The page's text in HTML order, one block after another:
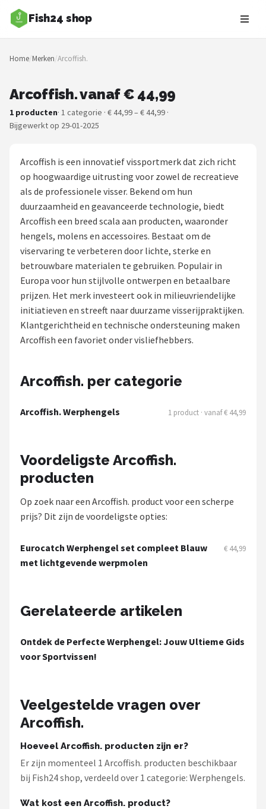
Fish24 shop
Zoeken
NAVIGATIE
Merken
Hengelsoorten
Hengels
Molens
Dobbers
Kunstaas
Shop
POPULAIRE MERKEN
Rapala
PB Products
Rozemeijer
Alle merken →
Home/Merken/Arcoffish.
Arcoffish. vanaf € 44,99
1 producten· 1 categorie · € 44,99 – € 44,99 ·
Bijgewerkt op 29-01-2025
Arcoffish is een innovatief vissportmerk dat zich richt
op hoogwaardige uitrusting voor zowel de recreatieve
als de professionele visser. Bekend om hun
duurzaamheid en geavanceerde technologie, biedt
Arcoffish een breed scala aan producten, waaronder
hengels, molens en accessoires. Bestaat om de
viservaring te verbeteren door lichte, sterke en
betrouwbare materialen te gebruiken. Populair in
Europa voor hun stijlvolle ontwerpen en betaalbare
prijzen. Het merk investeert ook in milieuvriendelijke
initiatieven en streeft naar duurzame visserijpraktijken.
Klantgerichtheid en technische ondersteuning maken
Arcoffish een favoriet onder visliefhebbers.
Arcoffish. per categorie
Arcoffish. Werphengels 1 product · vanaf € 44,99
Voordeligste Arcoffish.
producten
Op zoek naar een Arcoffish. product voor een scherpe
prijs? Dit zijn de voordeligste opties:
Eurocatch Werphengel set compleet Blauw
met lichtgevende werpmolen
€ 44,99
Gerelateerde artikelen
Ontdek de Perfecte Werphengel: Jouw Ultieme Gids
voor Sportvissen!
Veelgestelde vragen over
Arcoffish.
Hoeveel Arcoffish. producten zijn er?
Er zijn momenteel 1 Arcoffish. producten beschikbaar
bij Fish24 shop, verdeeld over 1 categorie: Werphengels.
Wat kost een Arcoffish. product?